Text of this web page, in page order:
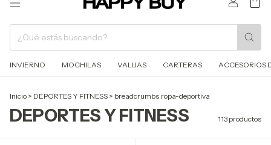
INVIERNO MOCHILAS VALIJAS CARTERAS ACCESORIOS
Inicio > DEPORTES Y FITNESS > breadcrumbs.ropa-deportiva
DEPORTES Y FITNESS 113 productos